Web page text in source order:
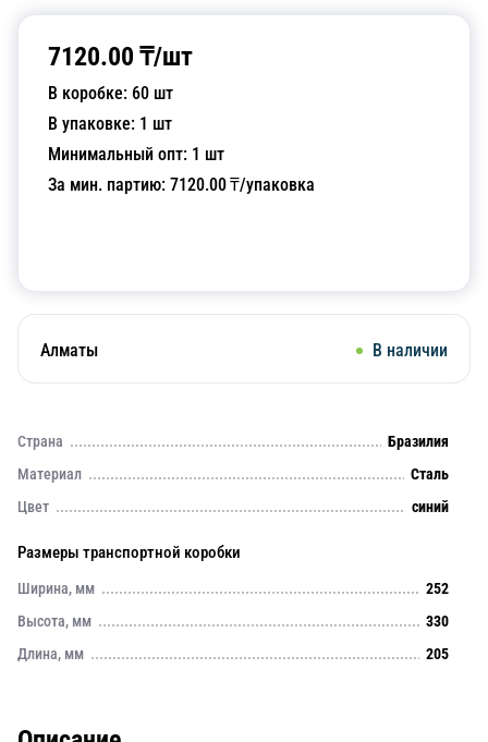
7120.00 ₸/шт
В коробке: 60 шт
В упаковке: 1 шт
Минимальный опт: 1 шт
За мин. партию: 7120.00₸/упаковка
Алматы В наличии
Страна
Бразилия
Материал
Сталь
Цвет
синий
Размеры транспортной коробки
Ширина, мм
252
Высота, мм
330
Длина, мм
205